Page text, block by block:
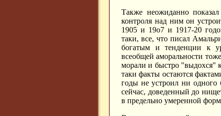
Также неожиданно
контроля над ним он
1905 и 19о7 и 1917-20
таки, все, что писал
богатым и тенденции к
всеобщей аморальности
морали и быстро "выдохся"
таки факты остаются
годы не устроил ни одного
сейчас, доведенный до
в предельно умеренной